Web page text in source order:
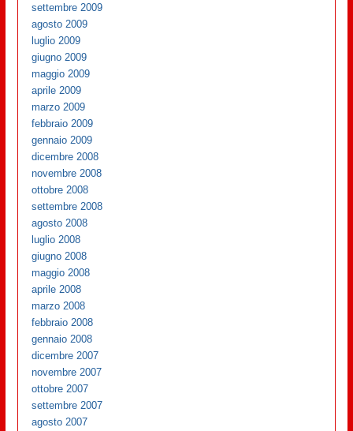
settembre 2009
agosto 2009
luglio 2009
giugno 2009
maggio 2009
aprile 2009
marzo 2009
febbraio 2009
gennaio 2009
dicembre 2008
novembre 2008
ottobre 2008
settembre 2008
agosto 2008
luglio 2008
giugno 2008
maggio 2008
aprile 2008
marzo 2008
febbraio 2008
gennaio 2008
dicembre 2007
novembre 2007
ottobre 2007
settembre 2007
agosto 2007